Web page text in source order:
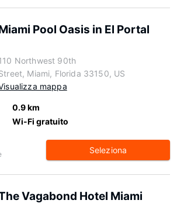
Pool Oasis in El Portal
Northwest 90th
Miami, Florida 33150, US
mappa
0.9 km
Wi-Fi gratuito
Seleziona
Vagabond Hotel Miami